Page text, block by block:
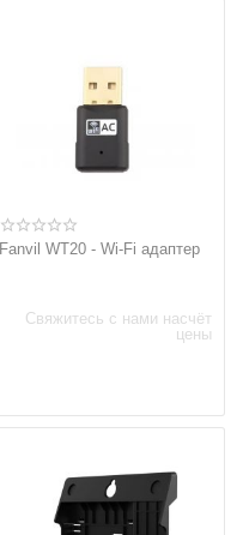
Fanvil WT20 - Wi-Fi адаптер
Свяжитесь с нами насчёт
цены